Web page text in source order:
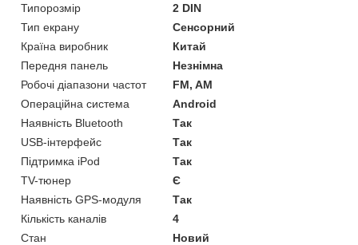
Типорозмір
2 DIN
Тип екрану
Сенсорний
Країна виробник
Китай
Передня панель
Незнімна
Робочі діапазони частот
FM, AM
Операційна система
Android
Наявність Bluetooth
Так
USB-інтерфейс
Так
Підтримка iPod
Так
TV-тюнер
Є
Наявність GPS-модуля
Так
Кількість каналів
4
Стан
Новий